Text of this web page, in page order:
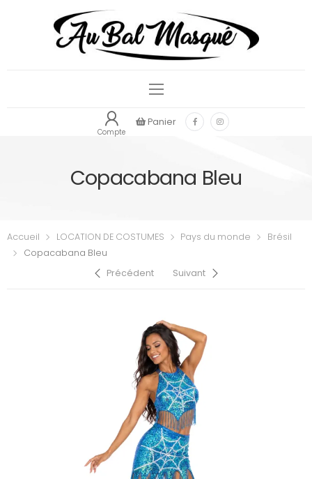
Compte
Panier
Copacabana Bleu
Accueil LOCATION DE COSTUMES Pays du monde
Brésil
Copacabana Bleu
Précédent
Suivant